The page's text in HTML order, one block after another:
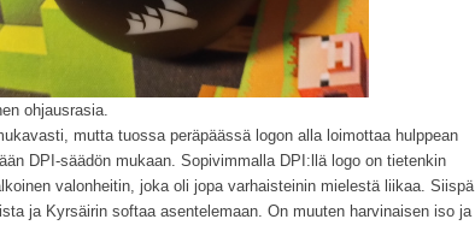
ohjausrasia.
mutta tuossa peräpäässä logon alla loimottaa hulppean
DPI-säädön mukaan. Sopivimmalla DPI:llä logo on tietenkin
valonheitin, joka oli jopa varhaisteinin mielestä liikaa. Siispä
ja Kyrsäirin softaa asentelemaan. On muuten harvinaisen iso ja